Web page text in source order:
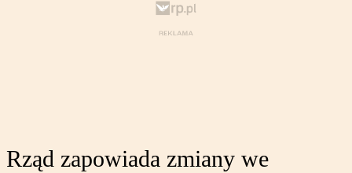
Rząd zapowiada zmiany we